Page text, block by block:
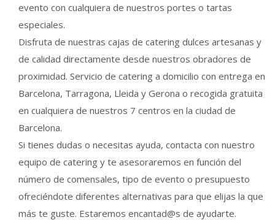
evento con cualquiera de nuestros portes o tartas
especiales.
Disfruta de nuestras cajas de catering dulces artesanas y
de calidad directamente desde nuestros obradores de
proximidad. Servicio de catering a domicilio con entrega en
Barcelona, Tarragona, Lleida y Gerona o recogida gratuita
en cualquiera de nuestros 7 centros en la ciudad de
Barcelona.
Si tienes dudas o necesitas ayuda, contacta con nuestro
equipo de catering y te asesoraremos en función del
número de comensales, tipo de evento o presupuesto
ofreciéndote diferentes alternativas para que elijas la que
más te guste. Estaremos encantad@s de ayudarte.